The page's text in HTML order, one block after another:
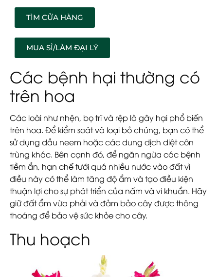
TÌM CỬA HÀNG
MUA SỈ/LÀM ĐẠI LÝ
Các bệnh hại thường có
trên hoa
Các loài như nhện, bọ trĩ và rệp là gây hại phổ biến
trên hoa. Để kiểm soát và loại bỏ chúng, bạn có thể
sử dụng dầu neem hoặc các dung dịch diệt côn
trùng khác. Bên cạnh đó, để ngăn ngừa các bệnh
tiềm ẩn, hạn chế tưới quá nhiều nước vào đất vì
điều này có thể làm tăng độ ẩm và tạo điều kiện
thuận lợi cho sự phát triển của nấm và vi khuẩn. Hãy
giữ đất ẩm vừa phải và đảm bảo cây được thông
thoáng để bảo vệ sức khỏe cho cây.
Thu hoạch